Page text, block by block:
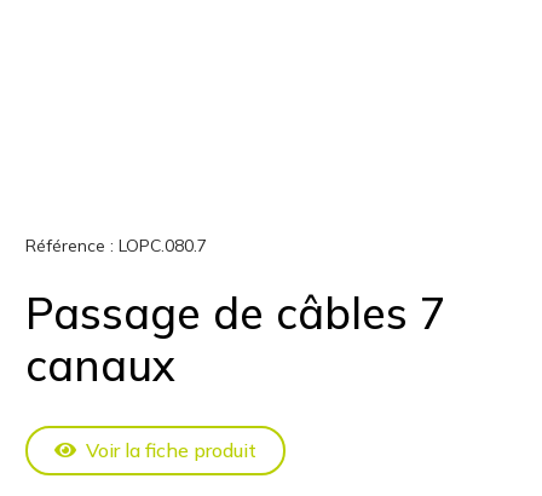
Référence : LOPC.080.7
Passage de câbles 7
canaux
Voir la fiche produit